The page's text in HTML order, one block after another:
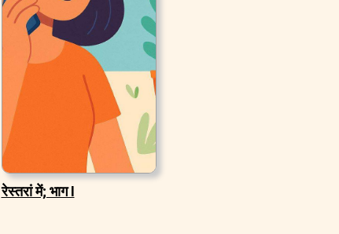
रेस्तरां में; भाग I